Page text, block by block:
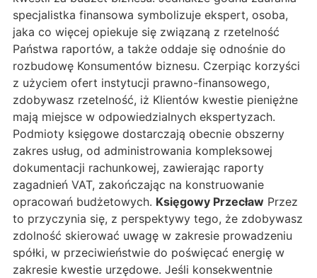
specjalistka finansowa symbolizuje ekspert, osoba,
jaka co więcej opiekuje się związaną z rzetelność
Państwa raportów, a także oddaje się odnośnie do
rozbudowę Konsumentów biznesu. Czerpiąc korzyści
z użyciem ofert instytucji prawno-finansowego,
zdobywasz rzetelność, iż Klientów kwestie pieniężne
mają miejsce w odpowiedzialnych ekspertyzach.
Podmioty księgowe dostarczają obecnie obszerny
zakres usług, od administrowania kompleksowej
dokumentacji rachunkowej, zawierając raporty
zagadnień VAT, zakończając na konstruowanie
opracowań budżetowych. Księgowy Przecław Przez
to przyczynia się, z perspektywy tego, że zdobywasz
zdolność skierować uwagę w zakresie prowadzeniu
spółki, w przeciwieństwie do poświęcać energię w
zakresie kwestie urzędowe. Jeśli konsekwentnie